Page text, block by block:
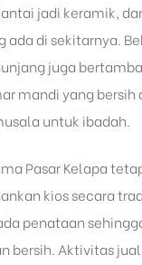
jadi keramik,
ada di sekitarnya.
juga
mandi yang bersih
untuk ibadah.
Pasar Kelapa
kios secara
penataan
bersih. Aktivitas